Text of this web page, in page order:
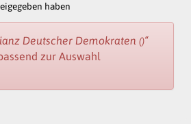
haben
Deutscher Demokraten ()“
zur Auswahl